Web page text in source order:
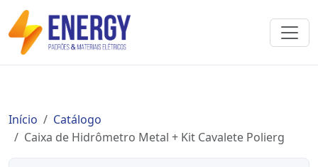
Início
Catálogo
Caixa de Hidrômetro Metal + Kit Cavalete Polierg